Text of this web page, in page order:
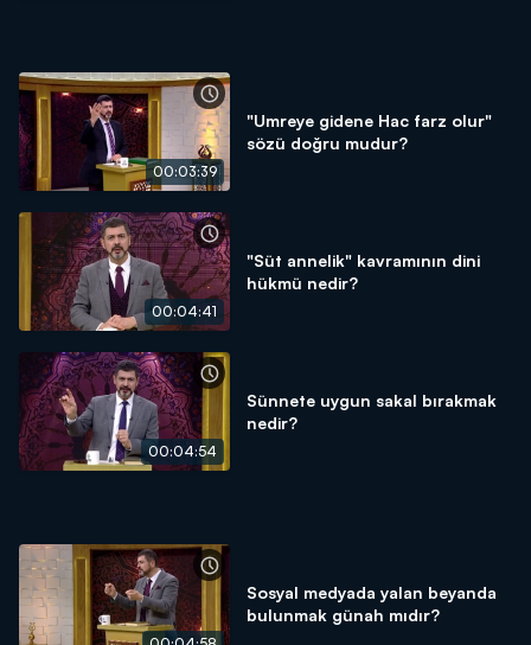
00:03:39
"Umreye gidene Hac farz olur"
sözü doğru mudur?
00:04:41
"Süt annelik" kavramının dini
hükmü nedir?
00:04:54
Sünnete uygun sakal bırakmak
nedir?
Sosyal medyada yalan beyanda
bulunmak günah mıdır?